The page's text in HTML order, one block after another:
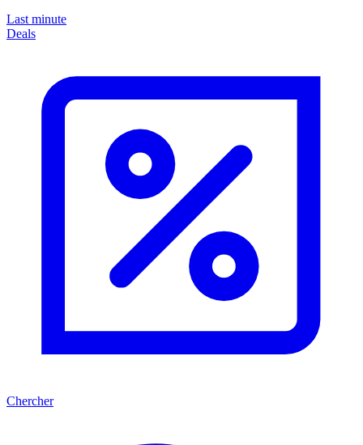
Last minute
Deals
Chercher